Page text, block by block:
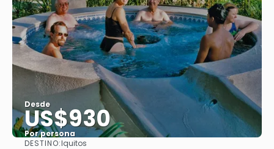
Desde
US$930
Por persona
DESTINO:Iquitos